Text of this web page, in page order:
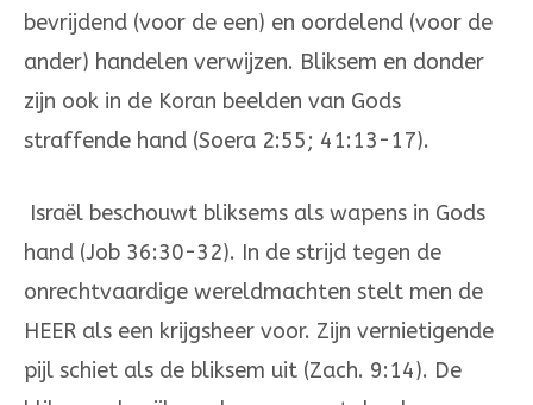
bevrijdend (voor de een) en oordelend (voor de
ander) handelen verwijzen. Bliksem en donder
zijn ook in de Koran beelden van Gods
straffende hand (Soera 2:55; 41:13-17).
Israël beschouwt bliksems als wapens in Gods
hand (Job 36:30-32). In de strijd tegen de
onrechtvaardige wereldmachten stelt men de
HEER als een krijgsheer voor. Zijn vernietigende
pijl schiet als de bliksem uit (Zach. 9:14). De